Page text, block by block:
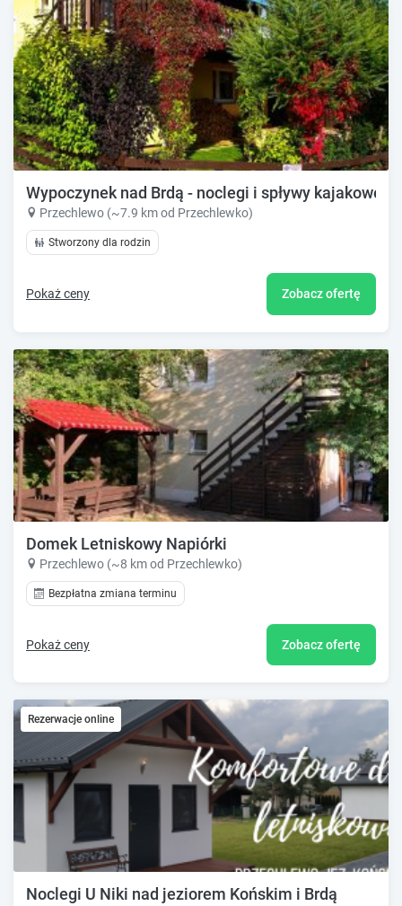
Wypoczynek nad Brdą - noclegi i spływy kajakowe
Przechlewo (~7.9 km od Przechlewko)
Stworzony dla rodzin
Pokaż ceny Zobacz ofertę
Domek Letniskowy Napiórki
Przechlewo (~8 km od Przechlewko)
Bezpłatna zmiana terminu
Pokaż ceny Zobacz ofertę
Rezerwacje online
Noclegi U Niki nad jeziorem Końskim i Brdą